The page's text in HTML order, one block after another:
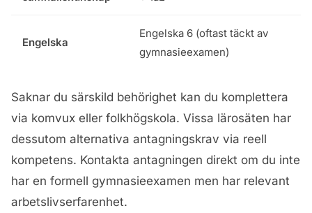
Engelska
Engelska 6 (oftast täckt av
gymnasieexamen)
Saknar du särskild behörighet kan du komplettera
via komvux eller folkhögskola. Vissa lärosäten har
dessutom alternativa antagningskrav via reell
kompetens. Kontakta antagningen direkt om du inte
har en formell gymnasieexamen men har relevant
arbetslivserfarenhet.